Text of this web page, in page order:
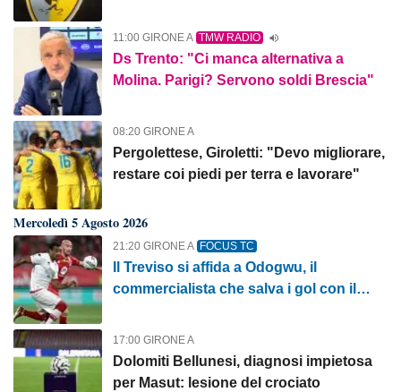
11:00 GIRONE A TMW RADIO
Ds Trento: "Ci manca alternativa a
Molina. Parigi? Servono soldi Brescia"
08:20 GIRONE A
Pergolettese, Giroletti: "Devo migliorare,
restare coi piedi per terra e lavorare"
Mercoledì 5 Agosto 2026
21:20 GIRONE A FOCUS TC
Il Treviso si affida a Odogwu, il
commercialista che salva i gol con il
17:00 GIRONE A
Dolomiti Bellunesi, diagnosi impietosa
per Masut: lesione del crociato